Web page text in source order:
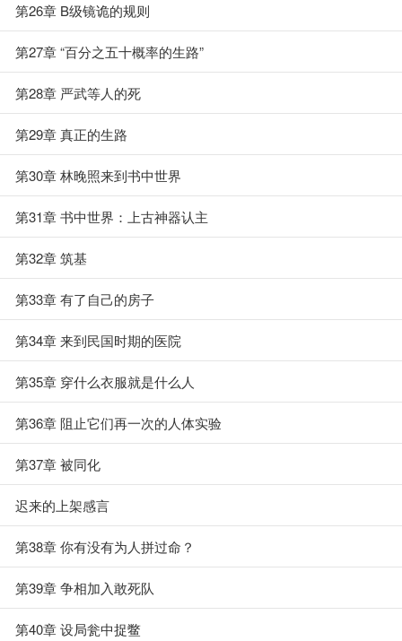
第26章 B级镜诡的规则
第27章 “百分之五十概率的生路”
第28章 严武等人的死
第29章 真正的生路
第30章 林晚照来到书中世界
第31章 书中世界：上古神器认主
第32章 筑基
第33章 有了自己的房子
第34章 来到民国时期的医院
第35章 穿什么衣服就是什么人
第36章 阻止它们再一次的人体实验
第37章 被同化
迟来的上架感言
第38章 你有没有为人拼过命？
第39章 争相加入敢死队
第40章 设局瓮中捉鳖